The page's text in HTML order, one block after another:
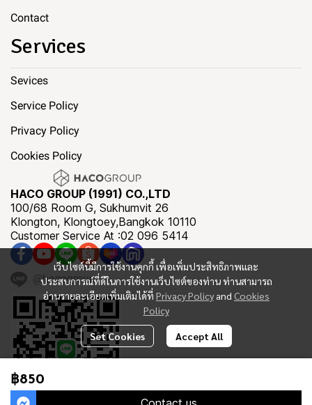
฿850
เว็บไซต์นี้มีการใช้งานคุกกี้ เพื่อเพิ่มประสิทธิภาพและ
ประสบการณ์ที่ดีในการใช้งานเว็บไซต์ของท่าน ท่านสามารถ
อ่านรายละเอียดเพิ่มเติมได้ที่ Privacy Policy and Cookies
Policy
Set Cookies Accept All
Contact
Services
Sevices
Service Policy
Privacy Policy
Cookies Policy
HACO GROUP (1991) CO.,LTD
100/68 Room G, Sukhumvit 26
Klongton, Klongtoey,Bangkok 10110
Customer Service At :02 096 5414
@hacogroup